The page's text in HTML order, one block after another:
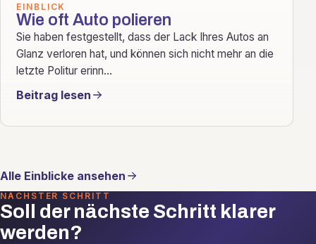
EINBLICK
Wie oft Auto polieren
Sie haben festgestellt, dass der Lack Ihres Autos an
Glanz verloren hat, und können sich nicht mehr an die
letzte Politur erinn...
Beitrag lesen
Alle Einblicke ansehen
NÄCHSTER SCHRITT
Soll der nächste Schritt klarer
werden?